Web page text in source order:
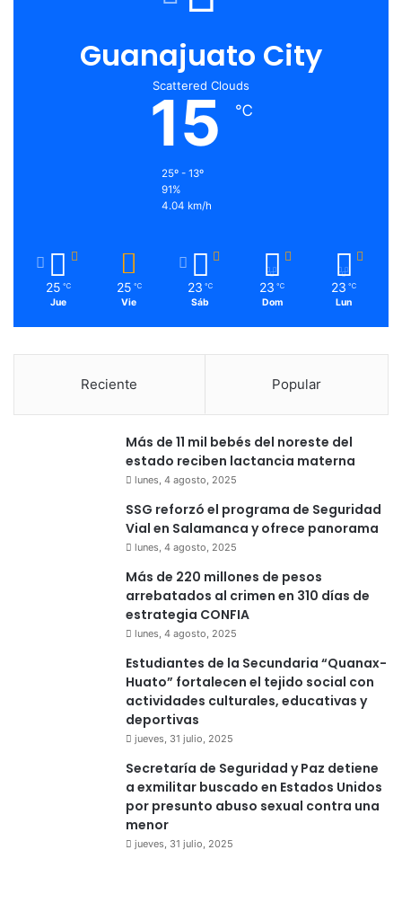
Guanajuato City
Scattered Clouds
15 ℃
25º - 13º
91%
4.04 km/h
25 ℃
Jue
25 ℃
Vie
23 ℃
Sáb
23 ℃
Dom
23 ℃
Lun
Reciente Popular
Más de 11 mil bebés del noreste del
estado reciben lactancia materna
lunes, 4 agosto, 2025
SSG reforzó el programa de Seguridad
Vial en Salamanca y ofrece panorama
lunes, 4 agosto, 2025
Más de 220 millones de pesos
arrebatados al crimen en 310 días de
estrategia CONFIA
lunes, 4 agosto, 2025
Estudiantes de la Secundaria “Quanax-
Huato” fortalecen el tejido social con
actividades culturales, educativas y
deportivas
jueves, 31 julio, 2025
Secretaría de Seguridad y Paz detiene
a exmilitar buscado en Estados Unidos
por presunto abuso sexual contra una
menor
jueves, 31 julio, 2025